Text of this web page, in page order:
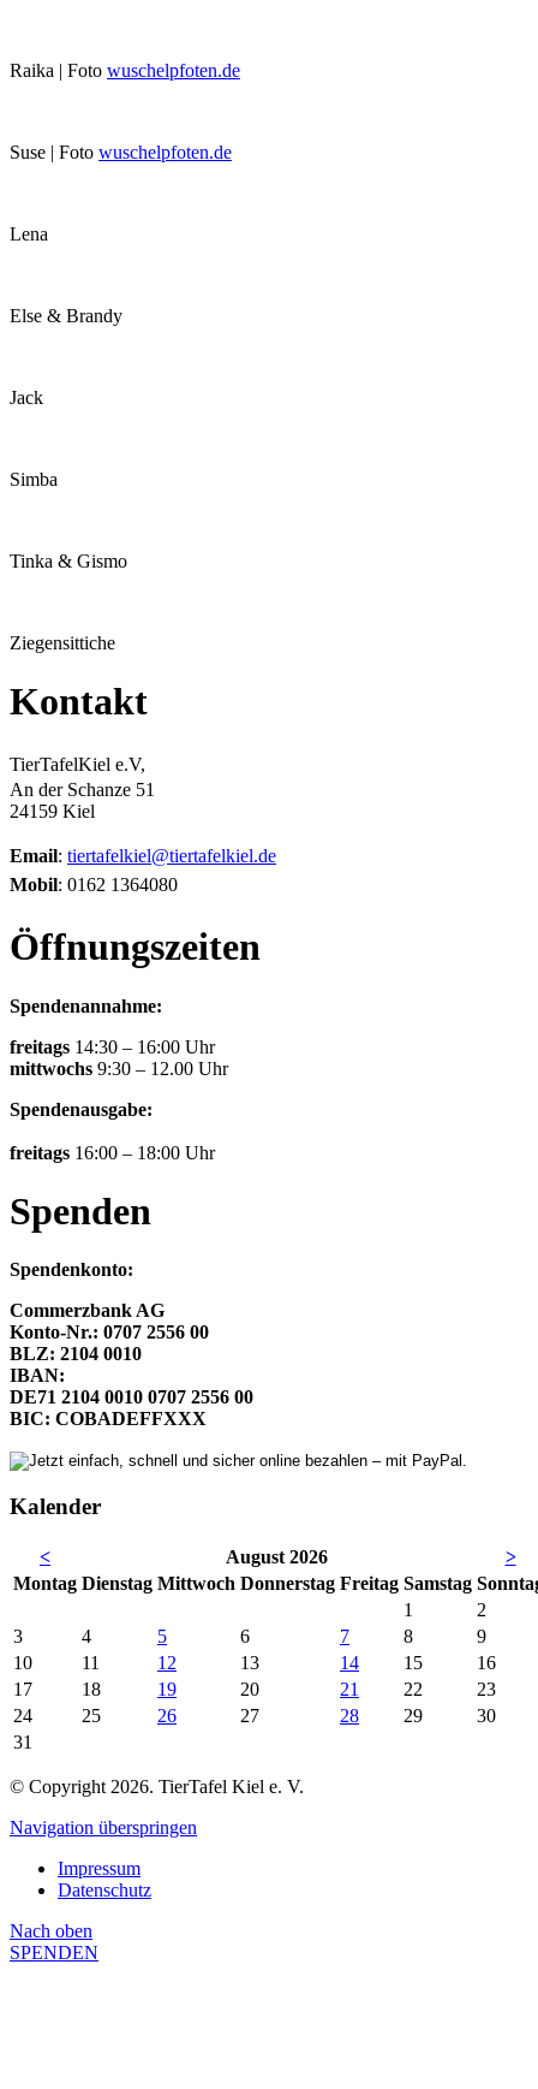
Raika | Foto wuschelpfoten.de
Suse | Foto wuschelpfoten.de
Lena
Else & Brandy
Jack
Simba
Tinka & Gismo
Ziegensittiche
Kontakt
TierTafelKiel e.V,
An der Schanze 51
24159 Kiel
Email: tiertafelkiel@tiertafelkiel.de
Mobil: 0162 1364080
Öffnungszeiten
Spendenannahme:
freitags 14:30 – 16:00 Uhr
mittwochs 9:30 – 12.00 Uhr
Spendenausgabe:
freitags 16:00 – 18:00 Uhr
Spenden
Spendenkonto:
Commerzbank AG
Konto-Nr.: 0707 2556 00
BLZ: 2104 0010
IBAN:
DE71 2104 0010 0707 2556 00
BIC: COBADEFFXXX
Kalender
< August 2026
>
Montag Dienstag Mittwoch Donnerstag Freitag Samstag So
1
2
3
4 5 6 7 8
9
10
11 12 13 14 15
16
17
18 19 20 21 22
23
24
25 26 27 28 29
30
31
© Copyright 2026. TierTafel Kiel e. V.
Navigation überspringen
Impressum
Datenschutz
Nach oben
SPENDEN